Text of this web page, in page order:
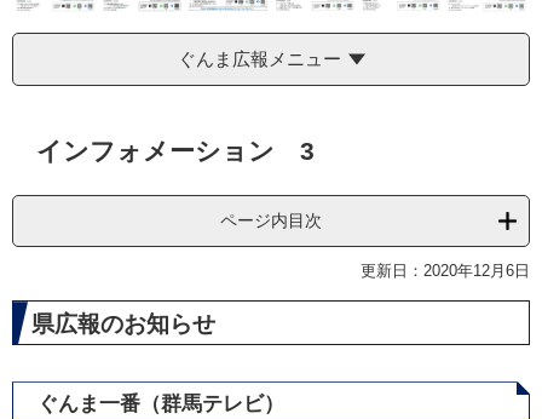
ぐんま広報メニュー
インフォメーション 3
ページ内目次
更新日：2020年12月6日
県広報のお知らせ
ぐんま一番（群馬テレビ）